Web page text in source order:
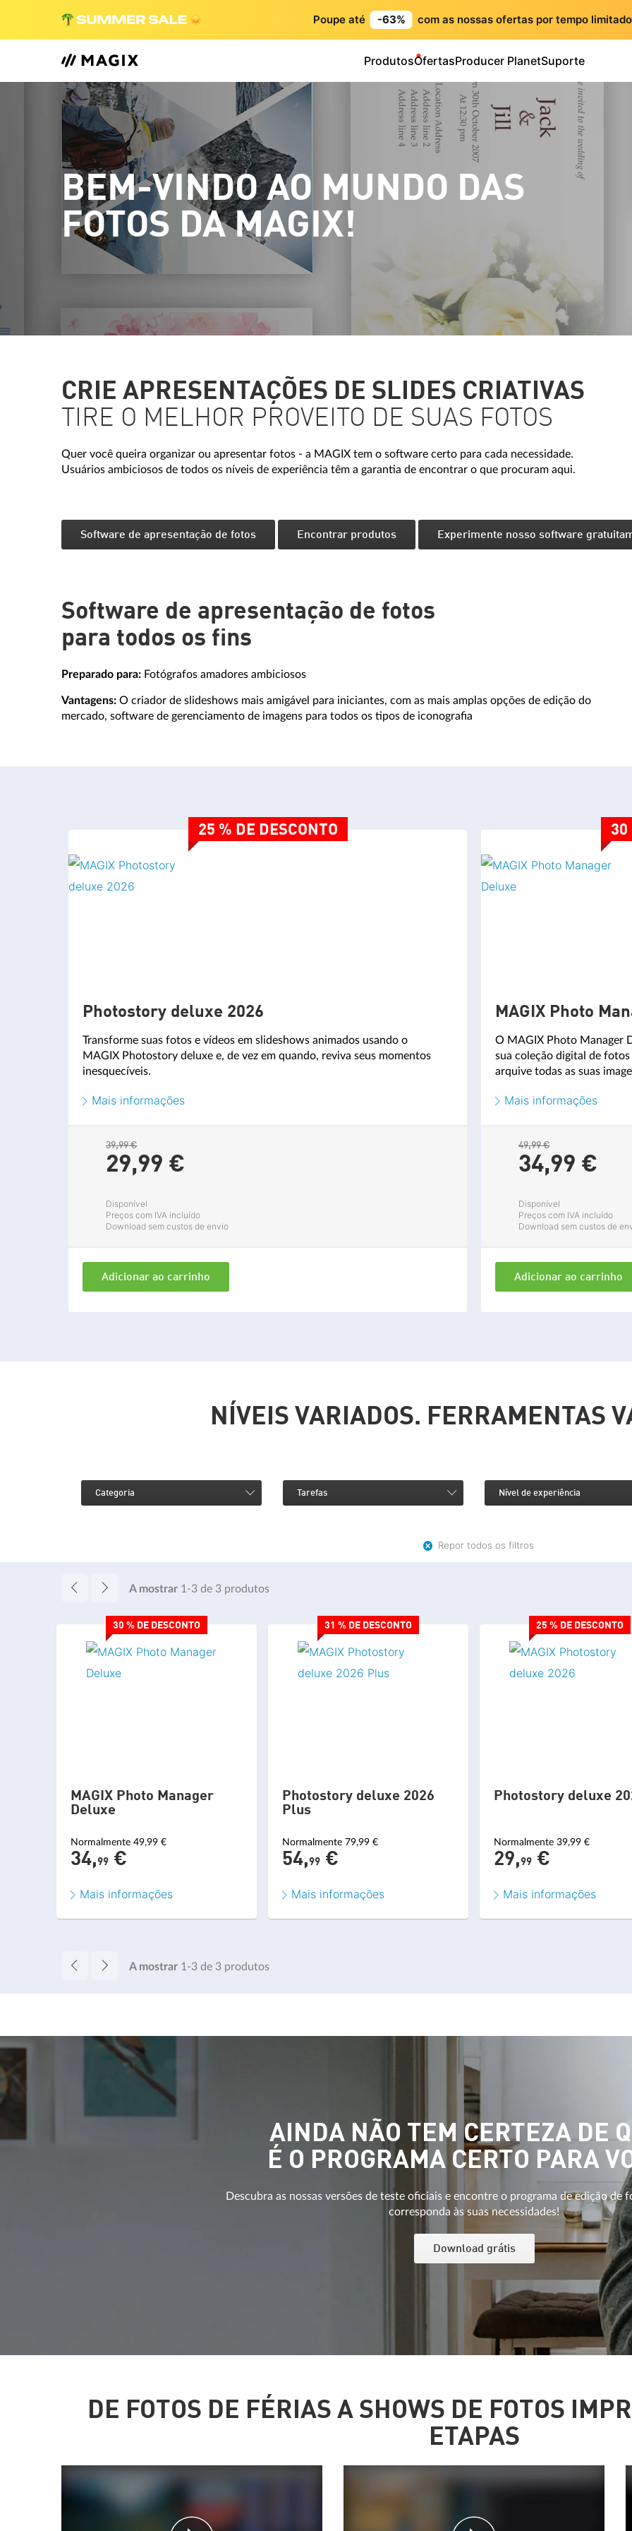
Poupe até -63% com as nossas ofertas por tempo
ProdutosOfertasProducer PlanetSuporte
BEM-VINDO AO MUNDO DAS
FOTOS DA MAGIX!
CRIE APRESENTAÇÕES DE SLIDES CRIATIVAS
TIRE O MELHOR PROVEITO DE SUAS FOTOS
Quer você queira organizar ou apresentar fotos - a MAGIX tem o software certo para cada necessidade.
Usuários ambiciosos de todos os níveis de experiência têm a garantia de encontrar o que procuram aqui.
Software de apresentação de fotos Encontrar produtos Experimente nosso software
Software de apresentação de fotos
para todos os fins
Preparado para: Fotógrafos amadores ambiciosos
Vantagens: O criador de slideshows mais amigável para iniciantes, com as mais amplas opções de edição do
mercado, software de gerenciamento de imagens para todos os tipos de iconografia
25 % DE DESCONTO
Photostory deluxe 2026
Transforme suas fotos e vídeos em slideshows animados usando o
MAGIX Photostory deluxe e, de vez em quando, reviva seus momentos
inesquecíveis.
Mais informações
39,99 €
29,99 €
Disponível
Preços com IVA incluído
Download sem custos de envio
Adicionar ao carrinho
30
MAGIX Photo
O MAGIX Photo Manager
sua coleção digital de
arquive todas as suas
Mais informações
49,99 €
34,99 €
Disponível
Preços com IVA incluído
Download sem custos de
Adicionar ao carrinho
NÍVEIS VARIADOS. FERRAMENTAS
Categoria Tarefas Nível de experiência
Repor todos os filtros
A mostrar 1-3de 3produtos
25 % DE DESCONTO
Photostory deluxe
Normalmente 39,99 €
29,99 €
Mais informações
31 % DE DESCONTO
Photostory deluxe 2026
Plus
Normalmente 79,99 €
54,99 €
Mais informações
30 % DE DESCONTO
MAGIX Photo Manager
Deluxe
Normalmente 49,99 €
34,99 €
Mais informações
A mostrar 1-3de 3produtos
AINDA NÃO TEM CERTEZA DE
É O PROGRAMA CERTO PARA
Descubra as nossas versões de teste oficiais e encontre o programa de edição de
corresponda às suas necessidades!
Download grátis
DE FOTOS DE FÉRIAS A SHOWS DE FOTOS
ETAPAS